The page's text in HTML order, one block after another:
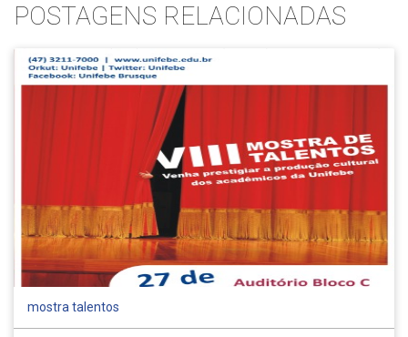
POSTAGENS RELACIONADAS
mostra talentos